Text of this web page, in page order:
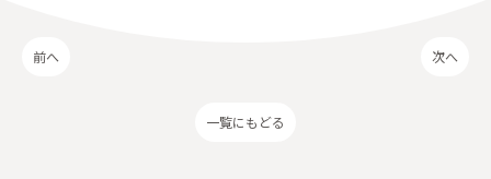
前へ
一覧にもどる
次へ